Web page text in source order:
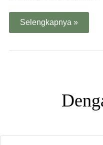
Selengkapnya »